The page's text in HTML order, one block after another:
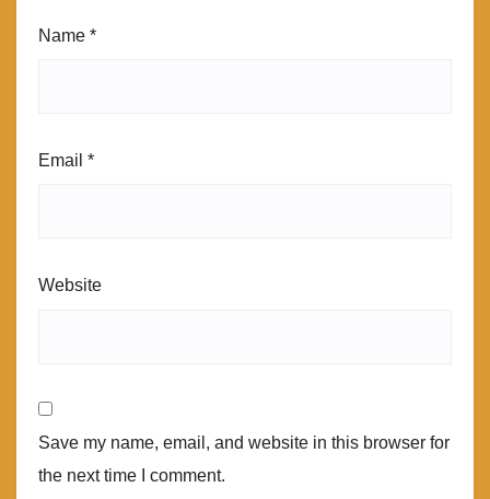
Name *
Email *
Website
Save my name, email, and website in this browser for
the next time I comment.